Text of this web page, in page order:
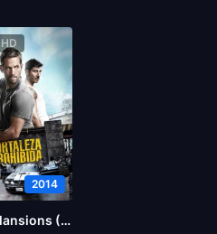
2014
Brick Mansions (La fortaleza)